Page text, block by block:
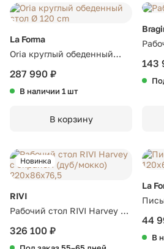
La Forma
Oria круглый обеденный
стол Ø 120 cm
287 990 ₽
В наличии 1 шт
В корзину
143
Новинка
RIVI
Рабочий стол RIVI Harvey с
экраном (дуб/мокко)
326 100 ₽
La
44
В